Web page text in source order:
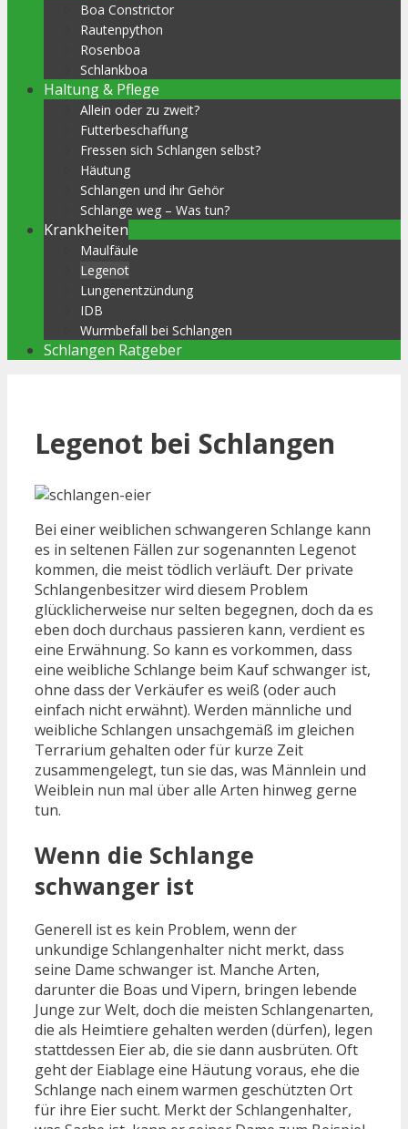
Boa Constrictor
Rautenpython
Rosenboa
Schlankboa
Haltung & Pflege
Allein oder zu zweit?
Futterbeschaffung
Fressen sich Schlangen selbst?
Häutung
Schlangen und ihr Gehör
Schlange weg – Was tun?
Krankheiten
Maulfäule
Legenot
Lungenentzündung
IDB
Wurmbefall bei Schlangen
Schlangen Ratgeber
Legenot bei Schlangen
Bei einer weiblichen schwangeren Schlange kann
es in seltenen Fällen zur sogenannten Legenot
kommen, die meist tödlich verläuft. Der private
Schlangenbesitzer wird diesem Problem
glücklicherweise nur selten begegnen, doch da es
eben doch durchaus passieren kann, verdient es
eine Erwähnung. So kann es vorkommen, dass
eine weibliche Schlange beim Kauf schwanger ist,
ohne dass der Verkäufer es weiß (oder auch
einfach nicht erwähnt). Werden männliche und
weibliche Schlangen unsachgemäß im gleichen
Terrarium gehalten oder für kurze Zeit
zusammengelegt, tun sie das, was Männlein und
Weiblein nun mal über alle Arten hinweg gerne
tun.
Wenn die Schlange
schwanger ist
Generell ist es kein Problem, wenn der
unkundige Schlangenhalter nicht merkt, dass
seine Dame schwanger ist. Manche Arten,
darunter die Boas und Vipern, bringen lebende
Junge zur Welt, doch die meisten Schlangenarten,
die als Heimtiere gehalten werden (dürfen), legen
stattdessen Eier ab, die sie dann ausbrüten. Oft
geht der Eiablage eine Häutung voraus, ehe die
Schlange nach einem warmen geschützten Ort
für ihre Eier sucht. Merkt der Schlangenhalter,